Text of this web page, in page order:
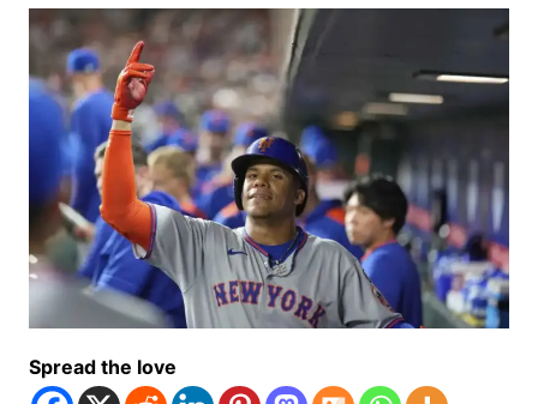
Spread the love